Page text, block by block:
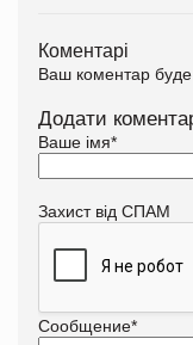
Коментарі
Ваш коментар
Додати
Ваше імя*
Захист від СПАМ
Сообщение*